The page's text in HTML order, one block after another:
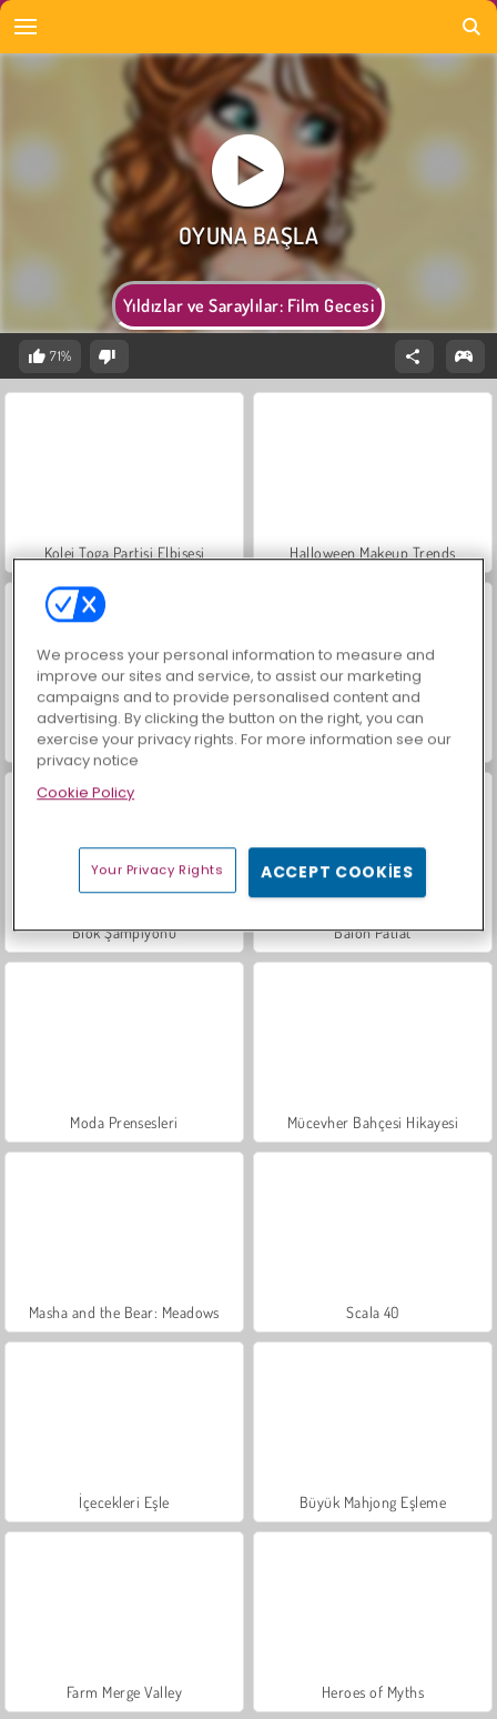
Yıldızlar ve Saraylılar: Film Gecesi
71%
Kolej Toga Partisi Elbisesi Halloween Makeup Trends
Koreli Süper Model Makyajı Solucan Avı - Yılan Oyunu.io
Blok Şampiyonu Balon Patlat
Moda Prensesleri Mücevher Bahçesi Hikayesi
Masha and the Bear: Meadows Scala 40
İçecekleri Eşle Büyük Mahjong Eşleme
Farm Merge Valley Heroes of Myths
We process your personal information to measure and
improve our sites and service, to assist our marketing
campaigns and to provide personalised content and
advertising. By clicking the button on the right, you can
exercise your privacy rights. For more information see our
privacy notice
Cookie Policy
Your Privacy Rights ACCEPT COOKIES